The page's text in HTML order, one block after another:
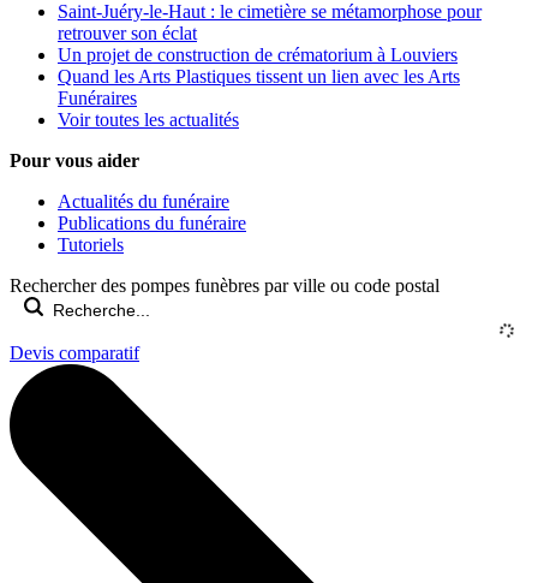
Saint-Juéry-le-Haut : le cimetière se métamorphose pour
retrouver son éclat
Un projet de construction de crématorium à Louviers
Quand les Arts Plastiques tissent un lien avec les Arts
Funéraires
Voir toutes les actualités
Pour vous aider
Actualités du funéraire
Publications du funéraire
Tutoriels
Rechercher des pompes funèbres par ville ou code postal
Devis comparatif